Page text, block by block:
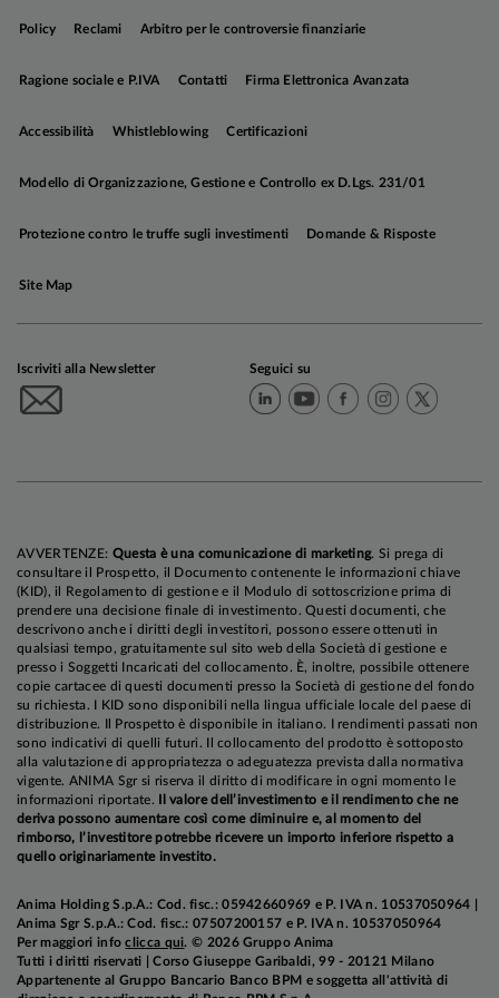
appropriatezza o adeguatezza prevista dalla
Anima si riserva il diritto di modificare in ogni
possono aumentare così come diminuire e, al
ricevere un importo inferiore rispetto a quello
Anima può decidere di porre fine alle disposizioni
adottate per la commercializzazione dei suoi
conformità dell'articolo 93 bis della direttiva
2009/65/CE.
LSEG. All rights reserved. Used under license
Policy Reclami Arbitro per le controversie finanziarie
Ragione sociale e P.IVA Contatti Firma Elettronica Avanzata
Accessibilità Whistleblowing Certificazioni
Modello di Organizzazione, Gestione e Controllo ex D.Lgs. 231/01
Protezione contro le truffe sugli investimenti Domande & Risposte
Site Map
Iscriviti alla Newsletter Seguici su
AVVERTENZE: Questa è una comunicazione di marketing. Si prega di
consultare il Prospetto, il Documento contenente le informazioni chiave
(KID), il Regolamento di gestione e il Modulo di sottoscrizione prima di
prendere una decisione finale di investimento. Questi documenti, che
descrivono anche i diritti degli investitori, possono essere ottenuti in
qualsiasi tempo, gratuitamente sul sito web della Società di gestione e
presso i Soggetti Incaricati del collocamento. È, inoltre, possibile ottenere
copie cartacee di questi documenti presso la Società di gestione del fondo
su richiesta. I KID sono disponibili nella lingua ufficiale locale del paese di
distribuzione. Il Prospetto è disponibile in italiano. I rendimenti passati non
sono indicativi di quelli futuri. Il collocamento del prodotto è sottoposto
alla valutazione di appropriatezza o adeguatezza prevista dalla normativa
vigente. ANIMA Sgr si riserva il diritto di modificare in ogni momento le
informazioni riportate.
Il valore dell’investimento e il rendimento che ne
deriva possono aumentare così come diminuire e, al momento del
rimborso, l’investitore potrebbe ricevere un importo inferiore rispetto a
quello originariamente investito.
Anima Holding S.p.A.: Cod. fisc.: 05942660969 e P. IVA n. 10537050964 |
Anima Sgr S.p.A.: Cod. fisc.: 07507200157 e P. IVA n. 10537050964
Per maggiori infoclicca qui. © 2026 Gruppo Anima
Tutti i diritti riservati | Corso Giuseppe Garibaldi, 99 - 20121 Milano
Appartenente al Gruppo Bancario Banco BPM e soggetta all'attività di